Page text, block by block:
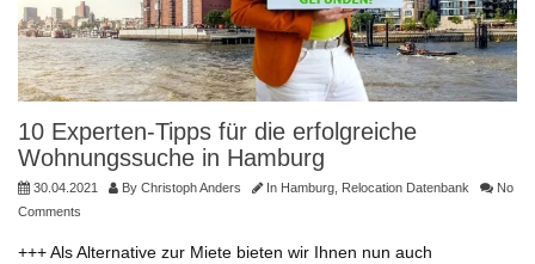
10 Experten-Tipps für die erfolgreiche
Wohnungssuche in Hamburg
30.04.2021 By Christoph Anders In Hamburg Relocation Datenbank
No
Comments
+++ Als Alternative zur Miete bieten wir Ihnen nun auch